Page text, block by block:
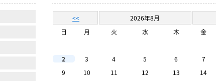
<<
2026年8月
日
月 火 水 木 金
2
3 4 5 6 7
9
10 11 12 13 14